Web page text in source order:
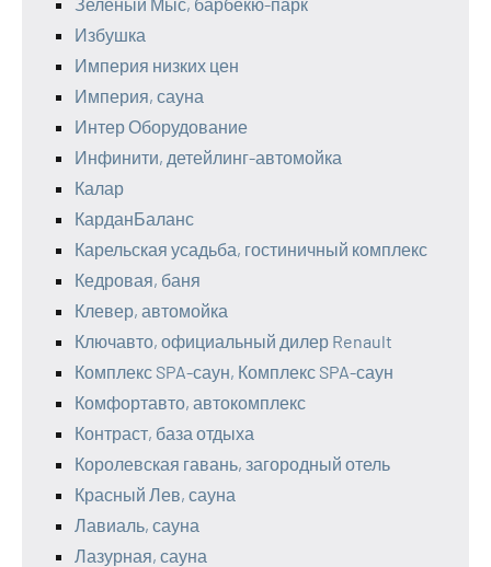
Избушка
Империя низких цен
Империя, сауна
Интер Оборудование
Инфинити, детейлинг-автомойка
Калар
КарданБаланс
Карельская усадьба, гостиничный комплекс
Кедровая, баня
Клевер, автомойка
Ключавто, официальный дилер Renault
Комплекс SPA-саун, Комплекс SPA-саун
Комфортавто, автокомплекс
Контраст, база отдыха
Королевская гавань, загородный отель
Красный Лев, сауна
Лавиаль, сауна
Лазурная, сауна